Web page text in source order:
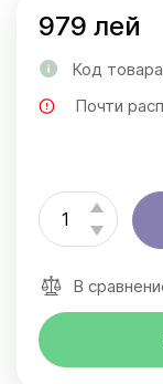
979 лей
Код
Почти
В